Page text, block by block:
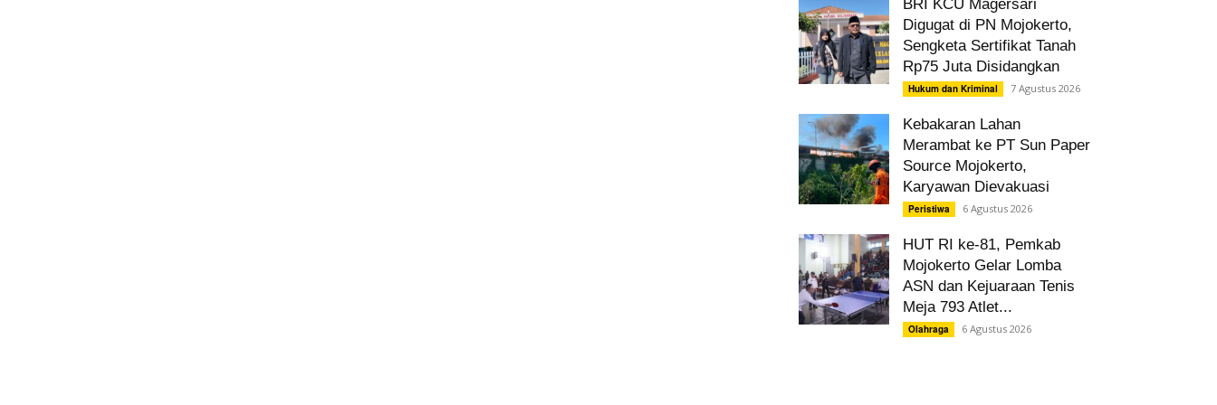
BRI KCU Magersari
Digugat di PN Mojokerto,
Sengketa Sertifikat Tanah
Rp75 Juta Disidangkan
Hukum dan Kriminal 7 Agustus 2026
Kebakaran Lahan
Merambat ke PT Sun Paper
Source Mojokerto,
Karyawan Dievakuasi
Peristiwa 6 Agustus 2026
HUT RI ke-81, Pemkab
Mojokerto Gelar Lomba
ASN dan Kejuaraan Tenis
Meja 793 Atlet...
Olahraga 6 Agustus 2026